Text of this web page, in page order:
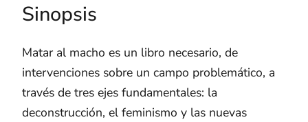
Sinopsis
Matar al macho es un libro necesario, de
intervenciones sobre un campo problemático, a
través de tres ejes fundamentales: la
deconstrucción, el feminismo y las nuevas